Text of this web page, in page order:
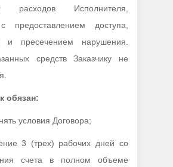
расходов Исполнителя,
предоставлением доступа,
и пресечением нарушения.
средств Заказчику не
обязан:
условия Договора;
3 (трех) рабочих дней со
счета в полном объеме